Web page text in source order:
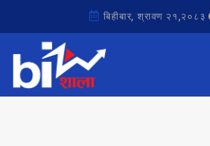
बिहीबार, श्रावण २१,२०८३